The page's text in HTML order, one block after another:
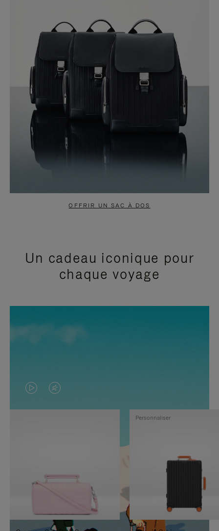
OFFRIR UN SAC À DOS
Un cadeau iconique pour
chaque voyage
LA
VIDÉO
PAUSE,
APPUYEZ
SUR
LE
SON
DÉSACTIVÉ.
VEUILLEZ
Personnaliser